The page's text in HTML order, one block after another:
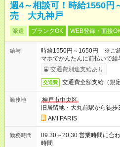
週4～相談可！時給1550円
売 大丸神戸
派遣 ブランクOK WEB登録・面接
給与
時給1550円～1650円 ※ご経
マホでかんたんに前払いで
あり）交通費別途支給あり
交通費 交通費全額支給（規
勤務地
神戸市中央区
旧居留地・大丸前駅から徒歩
AMI PARIS
勤務時間
09:30～20:30 営業時間に合わせたシフト制 実働7.5時間 休憩1.5
時間